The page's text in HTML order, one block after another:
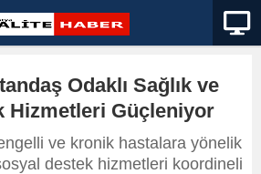
Odaklı Sağlık ve
Hizmetleri Güçleniyor
ve kronik hastalara yönelik
destek hizmetleri koordineli